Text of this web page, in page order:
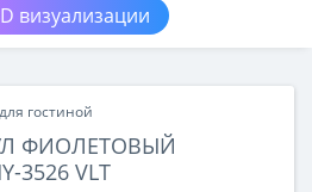
визуализации
гостиной
ФИОЛЕТОВЫЙ
3526 VLT